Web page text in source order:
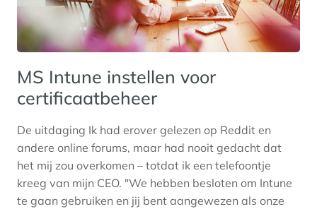
MS Intune instellen voor
certificaatbeheer
De uitdaging Ik had erover gelezen op Reddit en
andere online forums, maar had nooit gedacht dat
het mij zou overkomen – totdat ik een telefoontje
kreeg van mijn CEO. "We hebben besloten om Intune
te gaan gebruiken en jij bent aangewezen als onze